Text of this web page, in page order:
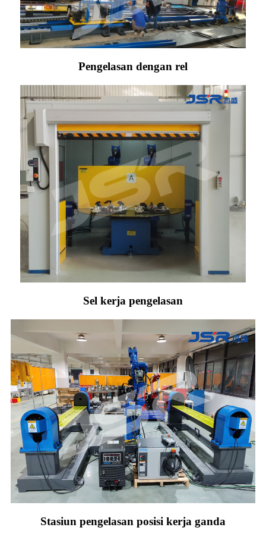
Pengelasan dengan rel
Sel kerja pengelasan
Stasiun pengelasan posisi kerja ganda